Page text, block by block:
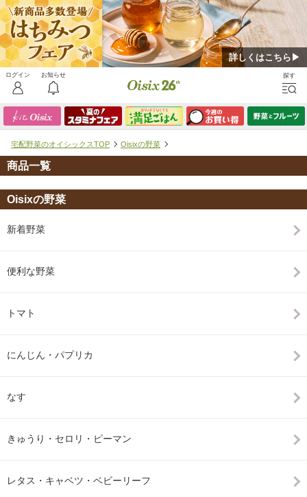
詳しくはこちら▶
宅配野菜のオイシックスTOP Oisixの野菜
商品一覧
Oisixの野菜
新着野菜
便利な野菜
トマト
にんじん・パプリカ
なす
きゅうり・セロリ・ピーマン
レタス・キャベツ・ベビーリーフ